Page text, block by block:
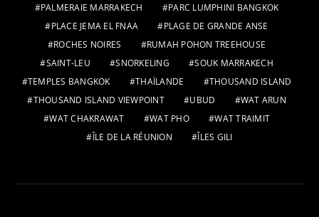
PALMERAIE MARRAKECH
PARC LUMPHINI BANGKOK
PLACE JEMA EL FNAA
PLAGE DE GRANDE ANSE
ROCHES NOIRES
RUMAH POHON TREEHOUSE
SAINT-LEU
SNORKELING
SOUK MARRAKECH
TEMPLES BANGKOK
THAÏLANDE
THOUSAND ISLAND
THOUSAND ISLAND VIEWPOINT
UBUD
WAT ARUN
WAT CHAKRAWAT
WAT PHO
WAT TRAIMIT
ÎLE DE LA RÉUNION
ÎLES GILI